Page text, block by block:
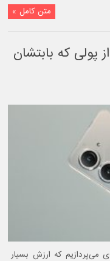
متن کامل »
پولی که بابتشان
اندرویدی می‌پردازیم که ارزش بسیار